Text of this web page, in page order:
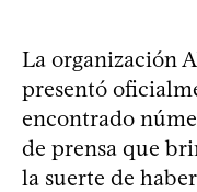
La organización
presentó
encontrado
de prensa que
la suerte de